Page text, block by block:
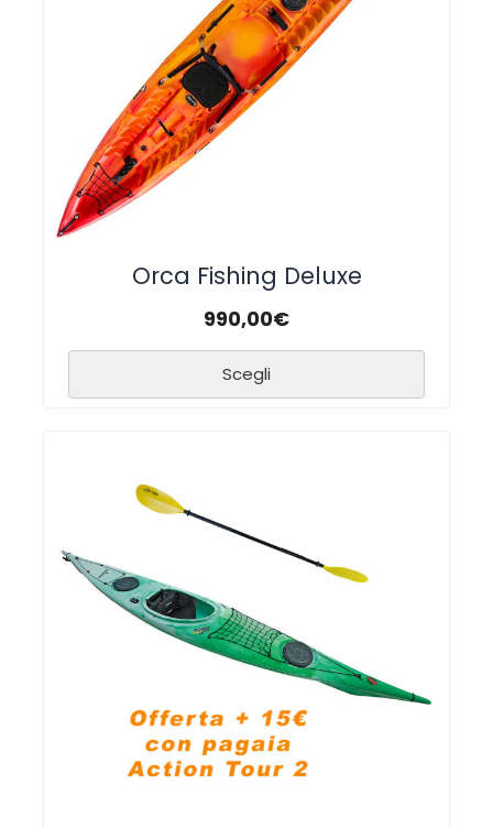
Orca Fishing Deluxe
990,00€
Scegli